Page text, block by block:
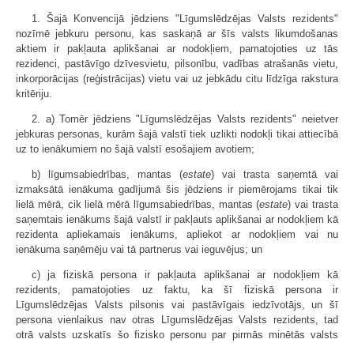
1. Šajā Konvencijā jēdziens "Līgumslēdzējas Valsts rezidents"
nozīmē jebkuru personu, kas saskaņā ar šīs valsts likumdošanas
aktiem ir pakļauta aplikšanai ar nodokļiem, pamatojoties uz tās
rezidenci, pastāvīgo dzīvesvietu, pilsonību, vadības atrašanās vietu,
inkorporācijas (reģistrācijas) vietu vai uz jebkādu citu līdzīga rakstura
kritēriju.
2. a) Tomēr jēdziens "Līgumslēdzējas Valsts rezidents" neietver
jebkuras personas, kurām šajā valstī tiek uzlikti nodokļi tikai attiecībā
uz to ienākumiem no šajā valstī esošajiem avotiem;
b) līgumsabiedrības, mantas (estate) vai trasta saņemtā vai
izmaksātā ienākuma gadījumā šis jēdziens ir piemērojams tikai tik
lielā mērā, cik lielā mērā līgumsabiedrības, mantas (estate) vai trasta
saņemtais ienākums šajā valstī ir pakļauts aplikšanai ar nodokļiem kā
rezidenta apliekamais ienākums, apliekot ar nodokļiem vai nu
ienākuma saņēmēju vai tā partnerus vai ieguvējus; un
c) ja fiziskā persona ir pakļauta aplikšanai ar nodokļiem kā
rezidents, pamatojoties uz faktu, ka šī fiziskā persona ir
Līgumslēdzējas Valsts pilsonis vai pastāvīgais iedzīvotājs, un šī
persona vienlaikus nav otras Līgumslēdzējas Valsts rezidents, tad
otrā valsts uzskatīs šo fizisko personu par pirmās minētās valsts